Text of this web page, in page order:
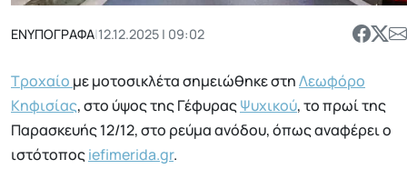
ΕΝΥΠΟΓΡΑΦΑ|12.12.2025 | 09:02
Τροχαίο με μοτοσικλέτα σημειώθηκε στηΛεωφόρο
Κηφισίας, στο ύψος της ΓέφυραςΨυχικού, το πρωί της
Παρασκευής 12/12, στο ρεύμα ανόδου, όπως αναφέρει ο
ιστότοποςiefimerida.gr.